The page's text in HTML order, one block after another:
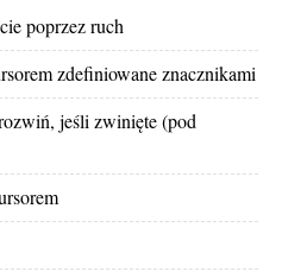
poprzez ruch
zdefiniowane znacznikami
jeśli zwinięte (pod